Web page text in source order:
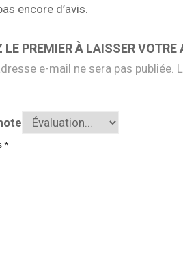
encore d’avis.
LE PREMIER À LAISSER
e-mail ne sera pas publiée.
*